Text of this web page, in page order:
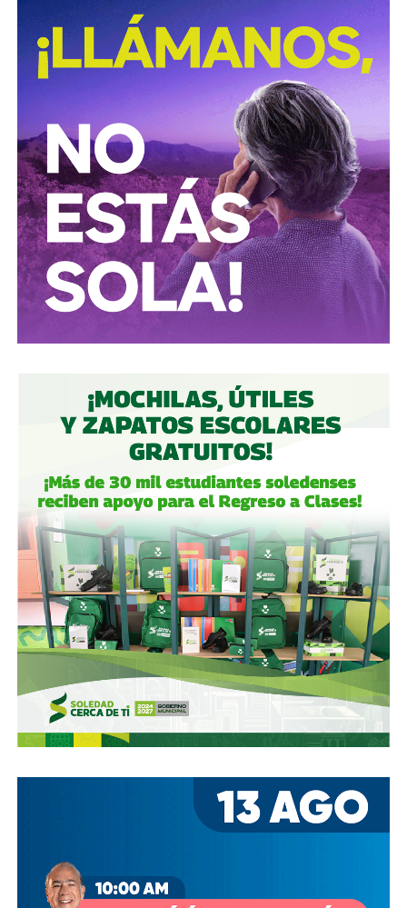
públicos, el conglomerado ICA lo controla desde el
rescate financiero de 2016-2018 el financiero
regiomontano David Martínez Guzmán , vía vehículos
de Luxemburgo ligados a su fondo
Fintech Advisory , en
sociedad con
Bernardo Gómez yAlfonso de Angoitia
los dos copresidentes de Grupo Televisa.
La estructura accionaria de ICA Tenedora se ha modificado
con el tiempo: tras la venta a la francesa Vinci, en
diciembre de 2022, de la participación conjunta en Grupo
Aeroportuario Centro Norte (OMA), quedó en30% para
Martínez y 23.95% para cada uno de los dos
ejecutivos de Televisay un 1.2% de Control Empresarial
de Capitales, filial de Grupo Carso de Carlos Slim, es decir,
el propio Slim también tiene una participación minoritaria,
Gómez y De Angoitia han sido por muchos años los
hombre de confianza de Emilio Azcárraga Jean, al
grado que cuando en 2024 este último dio un paso al
costado de la presidencia de Grupo Televisa en medio de
de la FIFA para asegurar los derechos del Mundial, fueron
ellos dos quienes asumieron el puesto de Co-